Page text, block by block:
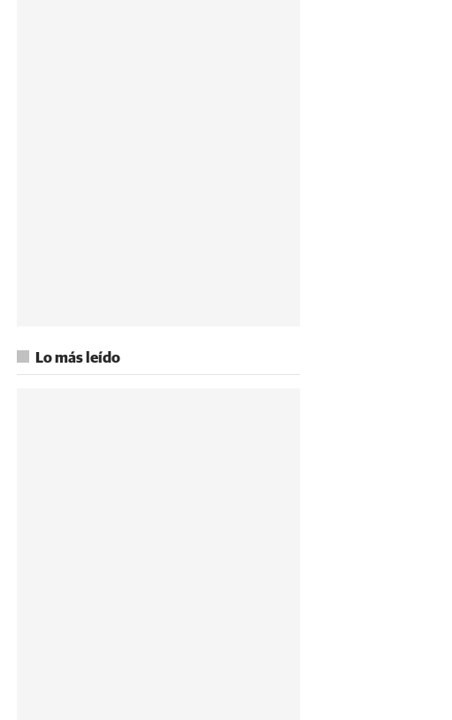
Lo más leído